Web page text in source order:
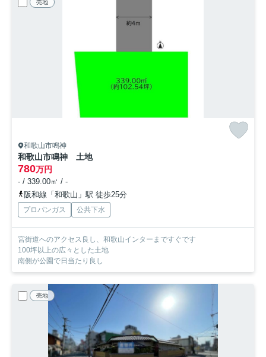
売地
和歌山市鳴神
和歌山市鳴神 土地
780万円
- / 339.00㎡ / -
阪和線「和歌山」駅 徒歩25分
プロパンガス 公共下水
宮街道へのアクセス良し、和歌山インターまですぐです
100坪以上の広々とした土地
南側が公園で日当たり良し
売地